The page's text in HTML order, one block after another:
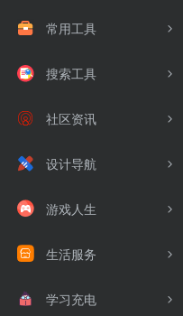
常用工具
搜索工具
社区资讯
设计导航
游戏人生
生活服务
学习充电